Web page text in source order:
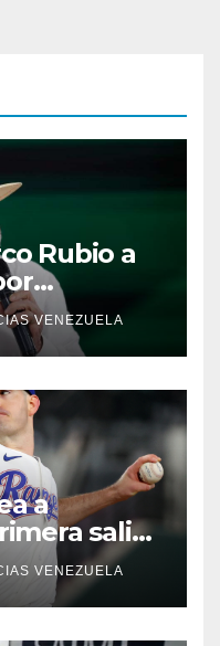
Rubio a
VENEZUELA
a
salida
VENEZUELA